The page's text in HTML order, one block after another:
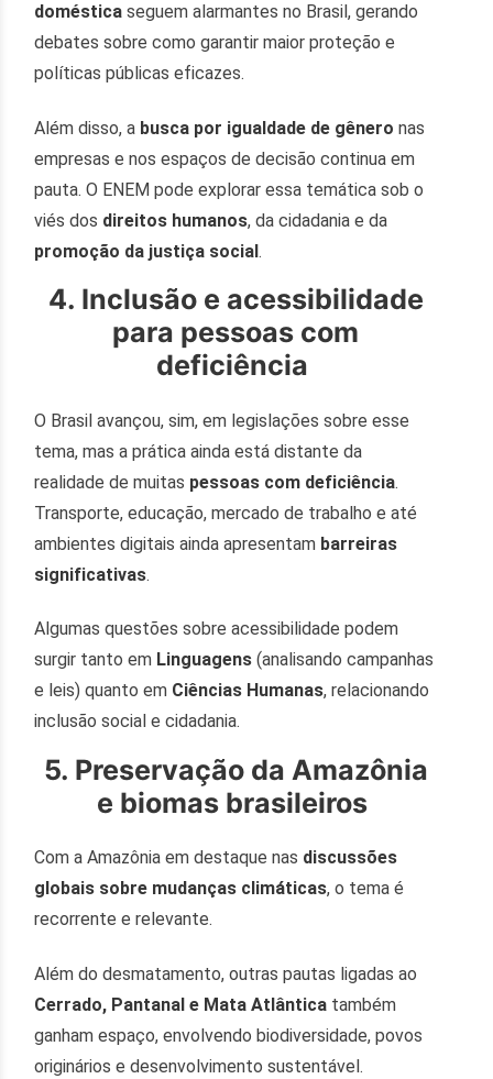
doméstica seguem alarmantes no Brasil, gerando
debates sobre como garantir maior proteção e
políticas públicas eficazes.
Além disso, a busca por igualdade de gênero nas
empresas e nos espaços de decisão continua em
pauta. O ENEM pode explorar essa temática sob o
viés dos direitos humanos, da cidadania e da
promoção da justiça social.
4. Inclusão e acessibilidade
para pessoas com
deficiência
O Brasil avançou, sim, em legislações sobre esse
tema, mas a prática ainda está distante da
realidade de muitas pessoas com deficiência.
Transporte, educação, mercado de trabalho e até
ambientes digitais ainda apresentam barreiras
significativas.
Algumas questões sobre acessibilidade podem
surgir tanto em Linguagens(analisando campanhas
e leis) quanto em Ciências Humanas, relacionando
inclusão social e cidadania.
5. Preservação da Amazônia
e biomas brasileiros
Com a Amazônia em destaque nas discussões
globais sobre mudanças climáticas, o tema é
recorrente e relevante.
Além do desmatamento, outras pautas ligadas ao
Cerrado, Pantanal e Mata Atlântica também
ganham espaço, envolvendo biodiversidade, povos
originários e desenvolvimento sustentável.